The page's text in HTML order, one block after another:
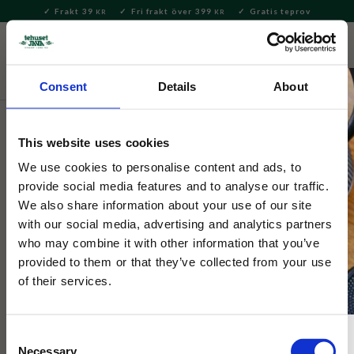
Consent Details About
This website uses cookies
We use cookies to personalise content and ads, to
provide social media features and to analyse our traffic.
We also share information about your use of our site
with our social media, advertising and analytics partners
who may combine it with other information that you’ve
provided to them or that they’ve collected from your use
of their services.
Necessary
Meny
Frakt 39 KR Fri frakt över 399 KR Gratis teprov
Servering & Dukning
Japansk Matchaskål Ki 13cm
Klassisk japansk skål i tidlös design.